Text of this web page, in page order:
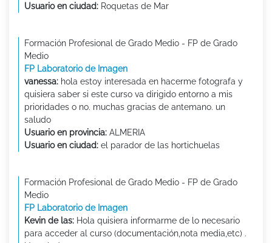
Usuario en ciudad: Roquetas de Mar
Formación Profesional de Grado Medio - FP de Grado
Medio
FP Laboratorio de Imagen
vanessa: hola estoy interesada en hacerme fotografa y
quisiera saber si este curso va dirigido entorno a mis
prioridades o no. muchas gracias de antemano. un
saludo
Usuario en provincia: ALMERIA
Usuario en ciudad: el parador de las hortichuelas
Formación Profesional de Grado Medio - FP de Grado
Medio
FP Laboratorio de Imagen
Kevin de las: Hola quisiera informarme de lo necesario
para acceder al curso (documentación,nota media,etc) .